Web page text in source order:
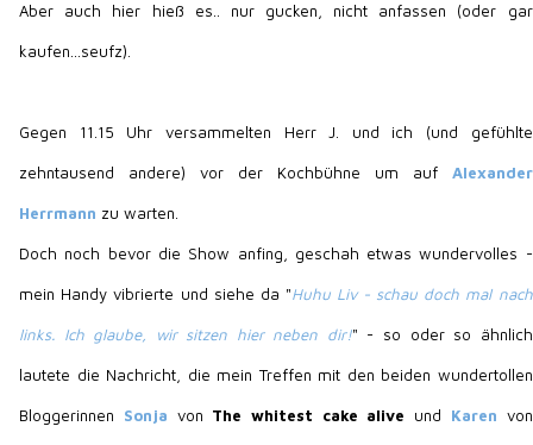
Aber auch hier hieß es.. nur gucken, nicht anfassen (oder gar
kaufen...seufz).
Gegen 11.15 Uhr versammelten Herr J. und ich (und gefühlte
zehntausend andere) vor der Kochbühne um auf Alexander
Herrmann zu warten.
Doch noch bevor die Show anfing, geschah etwas wundervolles -
mein Handy vibrierte und siehe da "Huhu Liv - schau doch mal nach
links. Ich glaube, wir sitzen hier neben dir!" - so oder so ähnlich
lautete die Nachricht, die mein Treffen mit den beiden wundertollen
Bloggerinnen Sonja von The whitest cake alive und Karen von